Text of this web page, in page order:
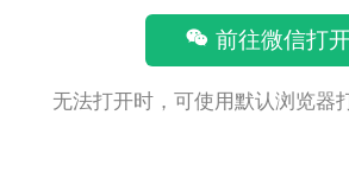
前往微信打
无法打开时，可使用默认浏览器